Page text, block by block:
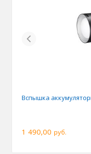
Previous
Вспышка
1 490,00 руб.